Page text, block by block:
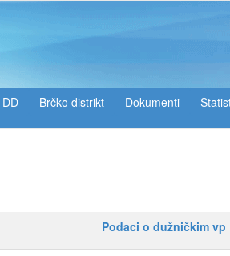
Brčko distrikt Dokumenti
Podaci o dužničkim vp